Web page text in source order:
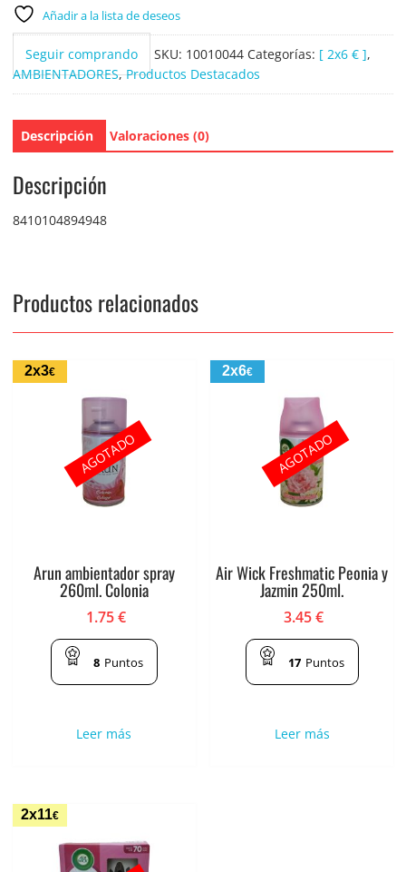
Añadir a la lista de deseos
Seguir comprando SKU: 10010044 Categorías: [ 2x6 € ],
AMBIENTADORES,Productos Destacados
Descripción Valoraciones (0)
Descripción
8410104894948
Productos relacionados
2x3€
Arun ambientador spray
260ml. Colonia
1.75€
8 Puntos
Leer más
AGOTADO
2x6€
Air Wick Freshmatic Peonia y
Jazmin 250ml.
3.45€
17 Puntos
Leer más
AGOTADO
2x11€